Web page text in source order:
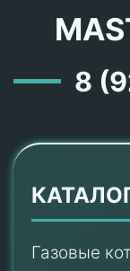
8
Газовые